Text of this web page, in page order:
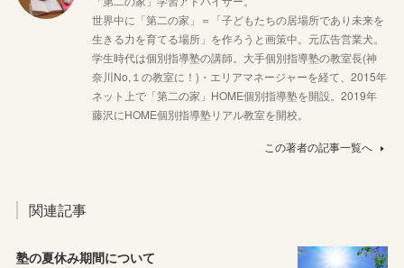
世界中に「第二の家」＝「子どもたちの居場所であり未来を
生きる力を育てる場所」を作ろうと画策中。元広告営業犬。
学生時代は個別指導塾の講師。大手個別指導塾の教室長(神
奈川No,１の教室に！)・エリアマネージャーを経て、2015年
ネット上で「第二の家」HOME個別指導塾を開設。2019年
藤沢にHOME個別指導塾リアル教室を開校。
この著者の記事一覧へ
関連記事
塾の夏休み期間について